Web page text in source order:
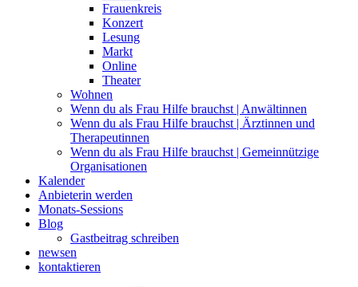
Frauenkreis
Konzert
Lesung
Markt
Online
Theater
Wohnen
Wenn du als Frau Hilfe brauchst | Anwältinnen
Wenn du als Frau Hilfe brauchst | Ärztinnen und
Therapeutinnen
Wenn du als Frau Hilfe brauchst | Gemeinnützige
Organisationen
Kalender
Anbieterin werden
Monats-Sessions
Blog
Gastbeitrag schreiben
newsen
kontaktieren